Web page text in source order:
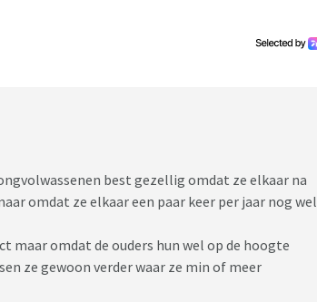
best gezellig omdat ze elkaar na
omdat ze elkaar een paar keer per jaar nog wel
maar omdat de ouders hun wel op de hoogte
ze gewoon verder waar ze min of meer